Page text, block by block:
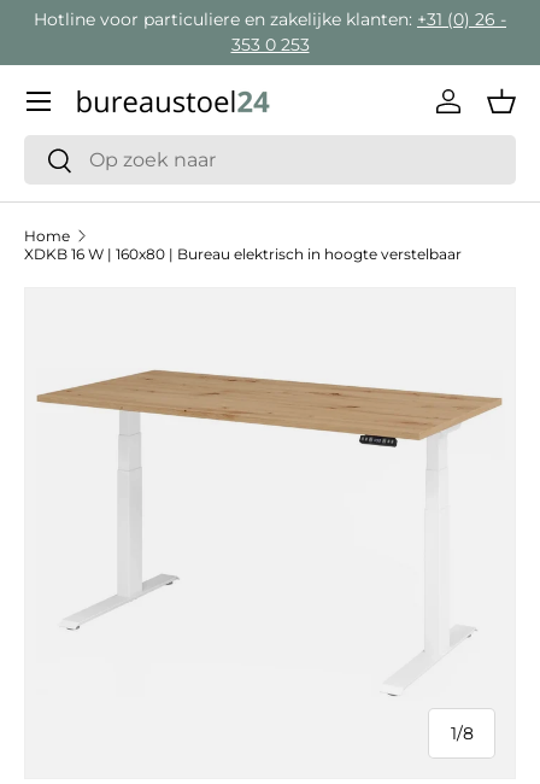
Hotline voor particuliere en zakelijke klanten: +31 (0) 26 -
353 0 253
Zoeken
Zoeken
Inloggen
Menu
Home
XDKB 16 W | 160x80 | Bureau elektrisch in hoogte verstelbaar
1/
van
8